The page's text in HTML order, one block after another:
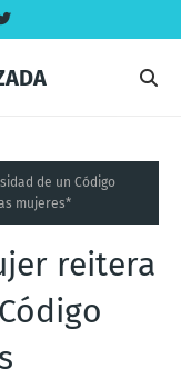
de un Código
mujeres*
reitera